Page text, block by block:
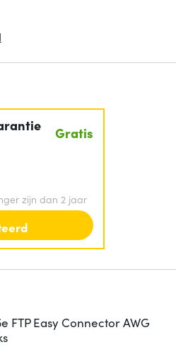
Gratis
zijn dan 2 jaar
FTP Easy Connector AWG